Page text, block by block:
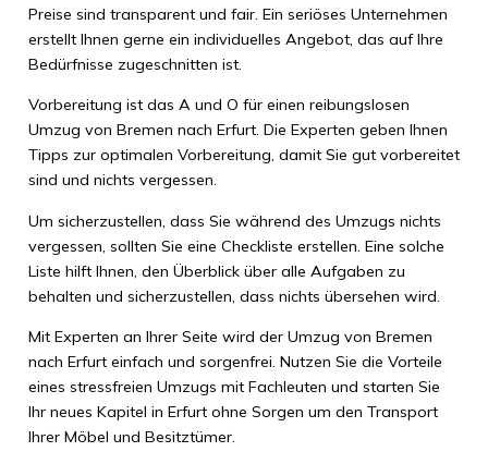
Preise sind transparent und fair. Ein seriöses Unternehmen
erstellt Ihnen gerne ein individuelles Angebot, das auf Ihre
Bedürfnisse zugeschnitten ist.
Vorbereitung ist das A und O für einen reibungslosen
Umzug von Bremen nach Erfurt. Die Experten geben Ihnen
Tipps zur optimalen Vorbereitung, damit Sie gut vorbereitet
sind und nichts vergessen.
Um sicherzustellen, dass Sie während des Umzugs nichts
vergessen, sollten Sie eine Checkliste erstellen. Eine solche
Liste hilft Ihnen, den Überblick über alle Aufgaben zu
behalten und sicherzustellen, dass nichts übersehen wird.
Mit Experten an Ihrer Seite wird der Umzug von Bremen
nach Erfurt einfach und sorgenfrei. Nutzen Sie die Vorteile
eines stressfreien Umzugs mit Fachleuten und starten Sie
Ihr neues Kapitel in Erfurt ohne Sorgen um den Transport
Ihrer Möbel und Besitztümer.